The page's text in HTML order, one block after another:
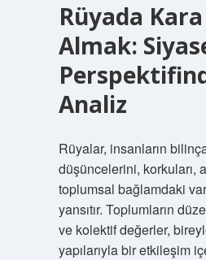
Rüyada
Almak:
Analiz
Rüyalar, insanların
düşüncelerini, korkuları,
toplumsal bağlamdaki
yansıtır. Toplumların
ve kolektif değerler,
yapılarıyla bir etkileşim